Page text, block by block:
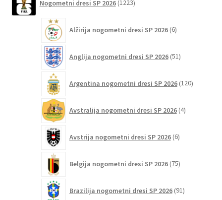
Nogometni dresi SP 2026 1223izdelkov
Alžirija nogometni dresi SP 2026 6izdelkov
Anglija nogometni dresi SP 2026 51izdelkov
Argentina nogometni dresi SP 2026 120izdelkov
Avstralija nogometni dresi SP 2026 4izdelki
Avstrija nogometni dresi SP 2026 6izdelkov
Belgija nogometni dresi SP 2026 75izdelkov
Brazilija nogometni dresi SP 2026 91izdelkov